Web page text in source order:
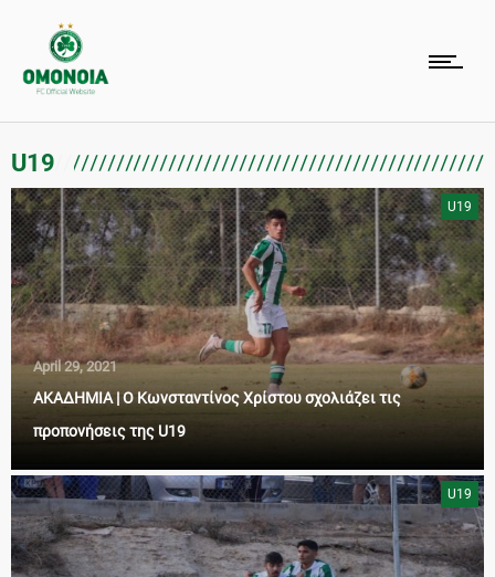
U19
U19
April 29, 2021
ΑΚΑΔΗΜΙΑ | Ο Κωνσταντίνος Χρίστου σχολιάζει τις
προπονήσεις της U19
U19